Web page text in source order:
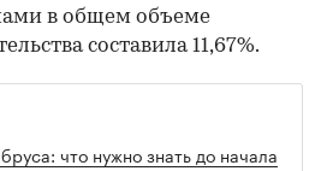
в общем объеме
составила 11,67%.
что нужно знать до начала